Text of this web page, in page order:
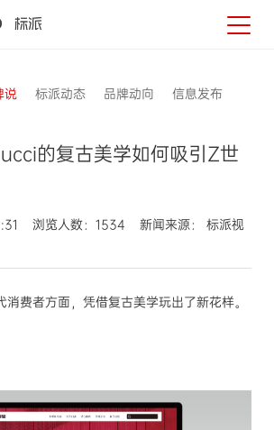
说 标派动态 品牌动向 信息发布
的复古美学如何吸引Z世
浏览人数：1534 新闻来源： 标派视
费者方面，凭借复古美学玩出了新花样。